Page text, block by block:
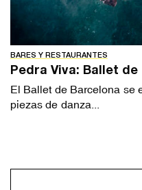
BARES Y RESTAURANTES
Pedra Viva: Ballet de
El Ballet de Barcelona se
piezas de danza...